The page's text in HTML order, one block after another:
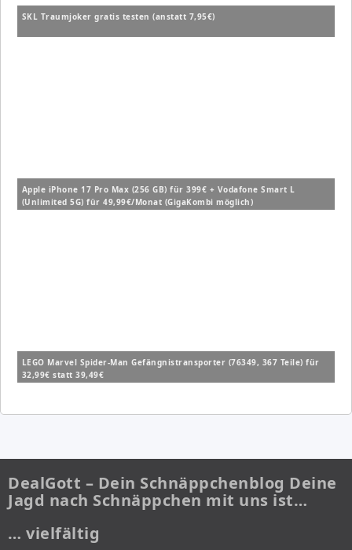
SKL Traumjoker gratis testen (anstatt 7,95€)
Apple iPhone 17 Pro Max (256 GB) für 399€ + Vodafone Smart L
(Unlimited 5G) für 49,99€/Monat (GigaKombi möglich)
LEGO Marvel Spider-Man Gefängnistransporter (76349, 367 Teile) für
32,99€ statt 39,49€
DealGott – Dein Schnäppchenblog Deine
Jagd nach Schnäppchen mit uns ist…
… vielfältig